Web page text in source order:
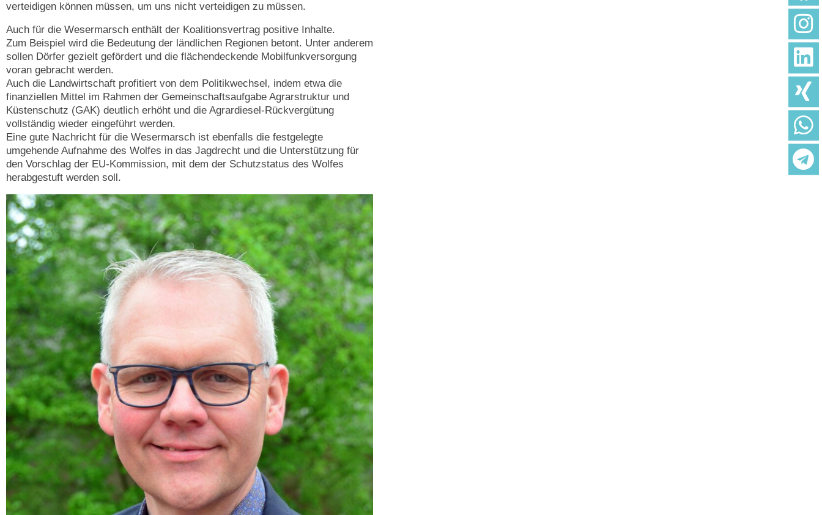
verteidigen können müssen, um uns nicht verteidigen zu müssen.
Auch für die Wesermarsch enthält der Koalitionsvertrag positive Inhalte.
Zum Beispiel wird die Bedeutung der ländlichen Regionen betont. Unter anderem
sollen Dörfer gezielt gefördert und die flächendeckende Mobilfunkversorgung
voran gebracht werden.
Auch die Landwirtschaft profitiert von dem Politikwechsel, indem etwa die
finanziellen Mittel im Rahmen der Gemeinschaftsaufgabe Agrarstruktur und
Küstenschutz (GAK) deutlich erhöht und die Agrardiesel-Rückvergütung
vollständig wieder eingeführt werden.
Eine gute Nachricht für die Wesermarsch ist ebenfalls die festgelegte
umgehende Aufnahme des Wolfes in das Jagdrecht und die Unterstützung für
den Vorschlag der EU-Kommission, mit dem der Schutzstatus des Wolfes
herabgestuft werden soll.